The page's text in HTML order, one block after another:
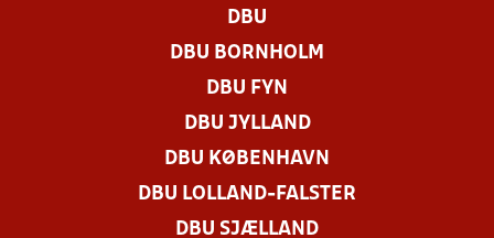
DBU
DBU BORNHOLM
DBU FYN
DBU JYLLAND
DBU KØBENHAVN
DBU LOLLAND-FALSTER
DBU SJÆLLAND